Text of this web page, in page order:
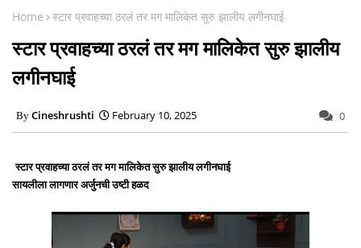
Home स्टार प्रवाहच्या ठरलं तर मग मालिकेत सुरु झालीय लगीनघाई
स्टार प्रवाहच्या ठरलं तर मग मालिकेत सुरु झालीय
लगीनघाई
Cineshrushti February 10, 2025 0
स्टार प्रवाहच्या ठरलं तर मग मालिकेत सुरु झालीय लगीनघाई
सायलीला लागणार अर्जुनची उष्टी हळद